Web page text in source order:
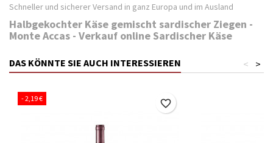
Schneller und sicherer Versand in ganz Europa und im Ausland
Halbgekochter Käse gemischt sardischer Ziegen -
Monte Accas - Verkauf online Sardischer Käse
DAS KÖNNTE SIE AUCH INTERESSIEREN >
<
- 2,19 € favorite_border